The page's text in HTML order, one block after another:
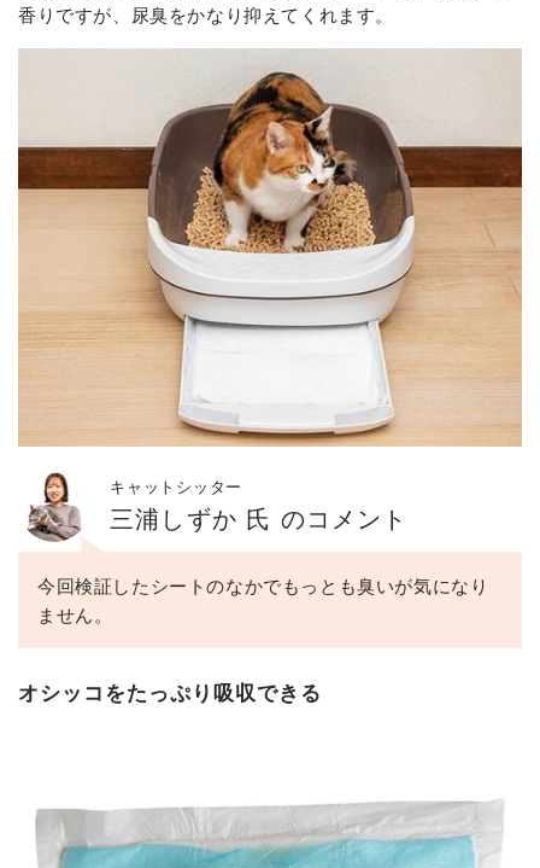
香りですが、尿臭をかなり抑えてくれます。
キャットシッター
三浦しずか 氏 のコメント
今回検証したシートのなかでもっとも臭いが気になり
ません。
オシッコをたっぷり吸収できる